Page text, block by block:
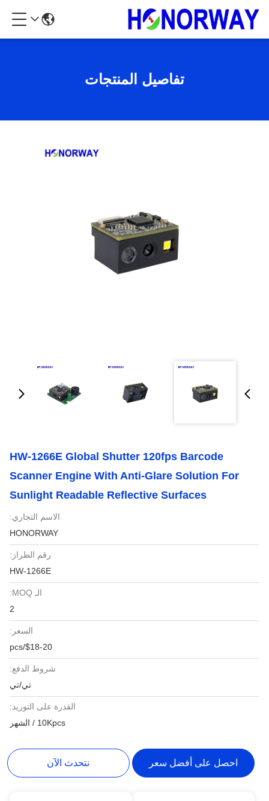
تفاصيل المنتجات
HW-1266E Global Shutter 120fps Barcode
Scanner Engine With Anti-Glare Solution For
Sunlight Readable Reflective Surfaces
الاسم التجاري:
HONORWAY
رقم الطراز:
HW-1266E
الـ MOQ:
2
السعر:
$18-20/pcs
شروط الدفع:
تي/تي
القدرة على التوريد:
10Kpcs / الشهر
احصل على أفضل سعر نتحدث الآن